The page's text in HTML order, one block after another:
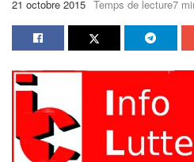
21 octobre 2015 Temps de lecture7